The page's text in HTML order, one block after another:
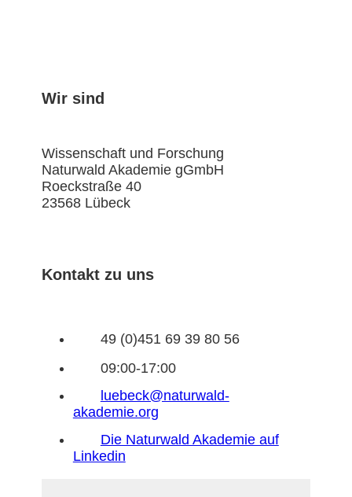
Wir sind
Wissenschaft und Forschung
Naturwald Akademie gGmbH
Roeckstraße 40
23568 Lübeck
Kontakt zu uns
49 (0)451 69 39 80 56
09:00-17:00
luebeck@naturwald-
akademie.org
Die Naturwald Akademie auf
Linkedin